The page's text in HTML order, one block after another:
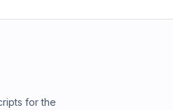
for the